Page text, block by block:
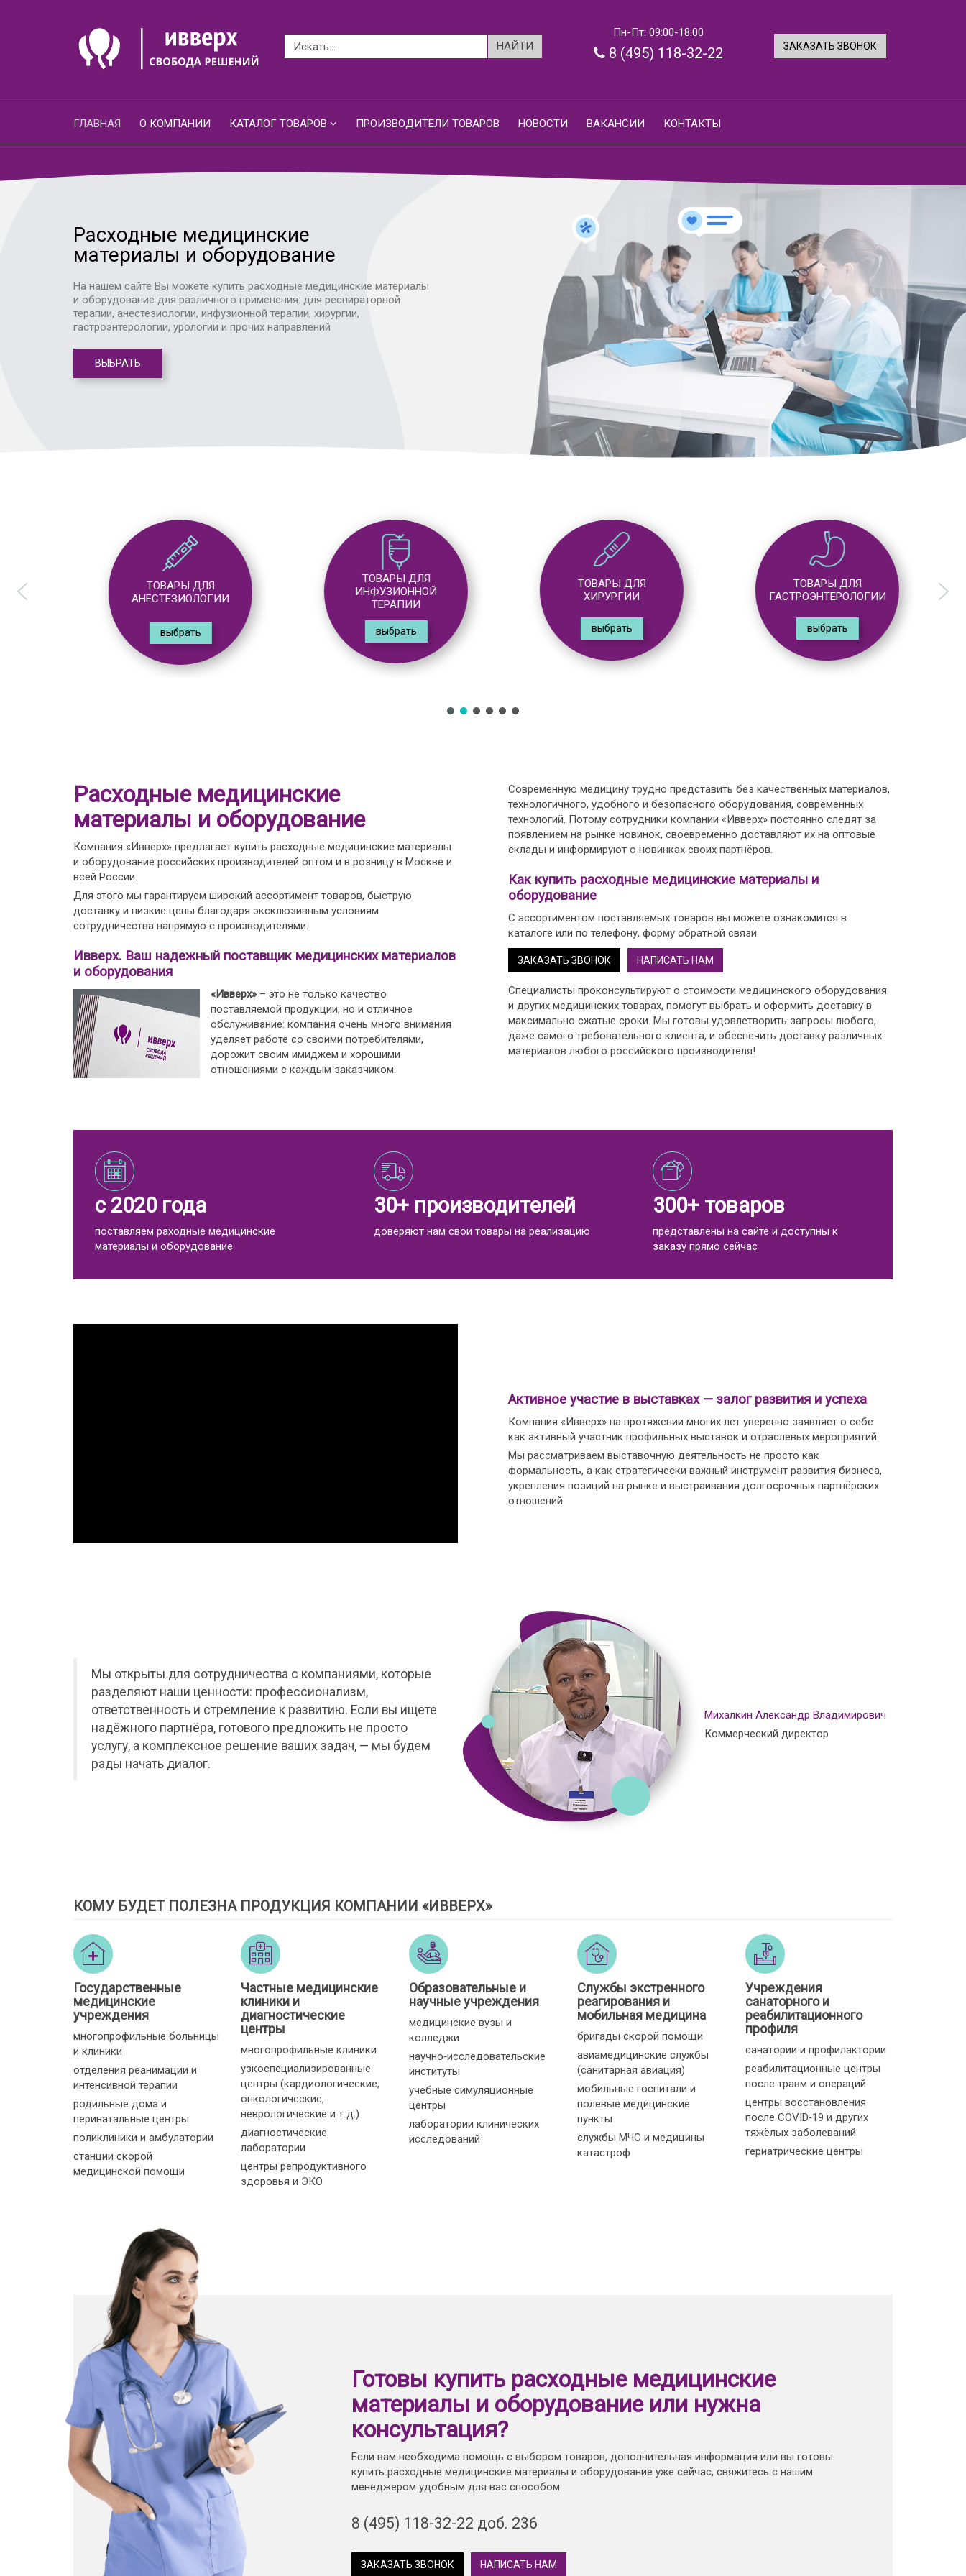
Пн-Пт: 09:00-18:00
8 (495) 118-32-22 ЗАКАЗАТЬ ЗВОНОК
ГЛАВНАЯ О КОМПАНИИ КАТАЛОГ ТОВАРОВ ПРОИЗВОДИТЕЛИ ТОВАРОВ НОВОСТИ ВАКАНСИИ КОНТАКТЫ
Расходные медицинские
материалы и оборудование
На нашем сайте Вы можете купить расходные медицинские материалы
и оборудование для различного применения: для респираторной
терапии, анестезиологии, инфузионной терапии, хирургии,
гастроэнтерологии, урологии и прочих направлений
ВЫБРАТЬ
ТОВАРЫ ДЛЯ
АНЕСТЕЗИОЛОГИИ
выбрать
ТОВАРЫ ДЛЯ
ИНФУЗИОННОЙ
ТЕРАПИИ
выбрать
ТОВАРЫ ДЛЯ
ХИРУРГИИ
выбрать
ТОВАРЫ ДЛЯ
ГАСТРОЭНТЕРОЛОГИИ
выбрать
Расходные медицинские
материалы и оборудование
Компания «Ивверх» предлагает купить расходные медицинские материалы
и оборудование российских производителей оптом и в розницу в Москве и
всей России.
Для этого мы гарантируем широкий ассортимент товаров, быструю
доставку и низкие цены благодаря эксклюзивным условиям
сотрудничества напрямую с производителями.
Ивверх. Ваш надежный поставщик медицинских материалов
и оборудования
«Ивверх»– это не только качество
поставляемой продукции, но и отличное
обслуживание: компания очень много внимания
уделяет работе со своими потребителями,
дорожит своим имиджем и хорошими
отношениями с каждым заказчиком.
Современную медицину трудно представить без качественных материалов,
технологичного, удобного и безопасного оборудования, современных
технологий. Потому сотрудники компании «Ивверх» постоянно следят за
появлением на рынке новинок, своевременно доставляют их на оптовые
склады и информируют о новинках своих партнёров.
Как купить расходные медицинские материалы и
оборудование
С ассортиментом поставляемых товаров вы можете ознакомится в
каталоге или по телефону, форму обратной связи.
ЗАКАЗАТЬ ЗВОНОК НАПИСАТЬ НАМ
Специалисты проконсультируют о стоимости медицинского оборудования
и других медицинских товарах, помогут выбрать и оформить доставку в
максимально сжатые сроки. Мы готовы удовлетворить запросы любого,
даже самого требовательного клиента, и обеспечить доставку различных
материалов любого российского производителя!
с 2020 года
поставляем раходные медицинские
материалы и оборудование
30+ производителей
доверяют нам свои товары на реализацию
300+ товаров
представлены на сайте и доступны к
заказу прямо сейчас
Активное участие в выставках — залог развития и успеха
Компания «Ивверх» на протяжении многих лет уверенно заявляет о себе
как активный участник профильных выставок и отраслевых мероприятий.
Мы рассматриваем выставочную деятельность не просто как
формальность, а как стратегически важный инструмент развития бизнеса,
укрепления позиций на рынке и выстраивания долгосрочных партнёрских
отношений
Мы открыты для сотрудничества с компаниями, которые
разделяют наши ценности: профессионализм,
ответственность и стремление к развитию. Если вы ищете
надёжного партнёра, готового предложить не просто
услугу, а комплексное решение ваших задач, — мы будем
рады начать диалог.
Михалкин Александр Владимирович
Коммерческий директор
КОМУ БУДЕТ ПОЛЕЗНА ПРОДУКЦИЯ КОМПАНИИ «ИВВЕРХ»
Государственные
медицинские
учреждения
многопрофильные больницы
и клиники
отделения реанимации и
интенсивной терапии
родильные дома и
перинатальные центры
поликлиники и амбулатории
станции скорой
медицинской помощи
Частные медицинские
клиники и
диагностические
центры
многопрофильные клиники
узкоспециализированные
центры (кардиологические,
онкологические,
неврологические и т. д.)
диагностические
лаборатории
центры репродуктивного
здоровья и ЭКО
Образовательные и
научные учреждения
медицинские вузы и
колледжи
научно‑исследовательские
институты
учебные симуляционные
центры
лаборатории клинических
исследований
Службы экстренного
реагирования и
мобильная медицина
бригады скорой помощи
авиамедицинские службы
(санитарная авиация)
мобильные госпитали и
полевые медицинские
пункты
службы МЧС и медицины
катастроф
Учреждения
санаторного и
реабилитационного
профиля
санатории и профилактории
реабилитационные центры
после травм и операций
центры восстановления
после COVID‑19 и других
тяжёлых заболеваний
гериатрические центры
Готовы купить расходные медицинские
материалы и оборудование или нужна
консультация?
Если вам необходима помощь с выбором товаров, дополнительная информация или вы готовы
купить расходные медицинские материалы и оборудование уже сейчас, свяжитесь с нашим
менеджером удобным для вас способом
8 (495) 118-32-22 доб. 236
ЗАКАЗАТЬ ЗВОНОК НАПИСАТЬ НАМ